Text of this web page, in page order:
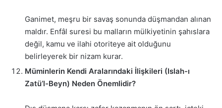
Ganimet, meşru bir savaş sonunda düşmandan alınan
maldır. Enfâl suresi bu malların mülkiyetinin şahıslara
değil, kamu ve ilahi otoriteye ait olduğunu
belirleyerek bir nizam kurar.
Müminlerin Kendi Aralarındaki İlişkileri (Islah-ı
Zatü’l-Beyn) Neden Önemlidir?